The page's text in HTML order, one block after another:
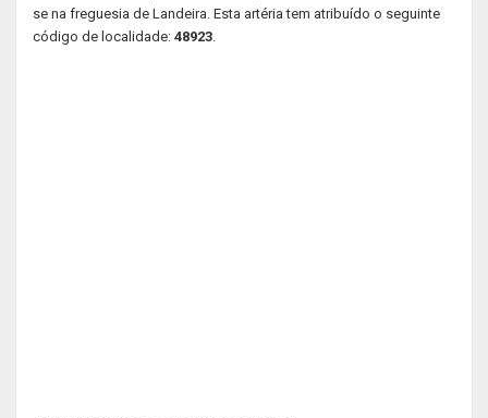
se na freguesia de Landeira. Esta artéria tem atribuído o seguinte
código de localidade: 48923.